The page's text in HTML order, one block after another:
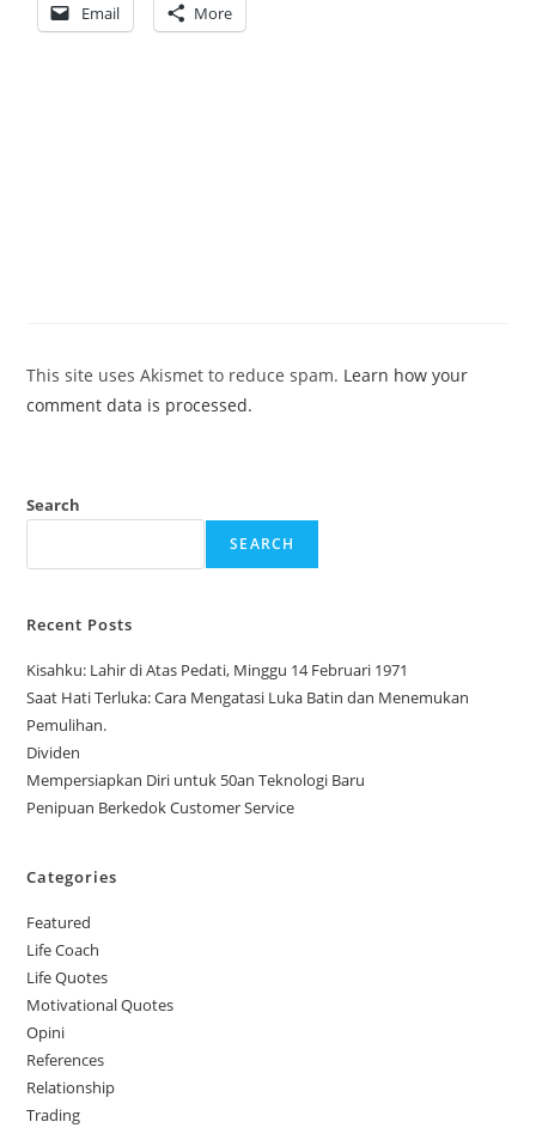
Email More
This site uses Akismet to reduce spam. Learn how your
comment data is processed.
Search
SEARCH
Recent Posts
Kisahku: Lahir di Atas Pedati, Minggu 14 Februari 1971
Saat Hati Terluka: Cara Mengatasi Luka Batin dan Menemukan
Pemulihan.
Dividen
Mempersiapkan Diri untuk 50an Teknologi Baru
Penipuan Berkedok Customer Service
Categories
Featured
Life Coach
Life Quotes
Motivational Quotes
Opini
References
Relationship
Trading